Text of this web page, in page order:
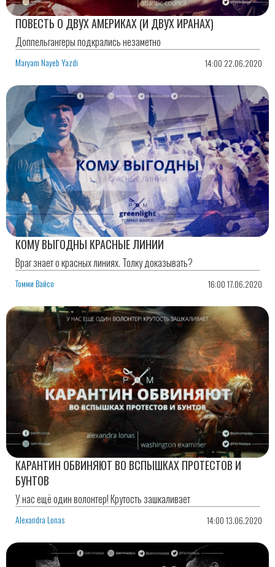
ПОВЕСТЬ О ДВУХ АМЕРИКАХ (И ДВУХ ИРАНАХ)
Доппельгангеры подкрались незаметно
Maryam Nayeb Yazdi 14:00 22.06.2020
КОМУ ВЫГОДНЫ КРАСНЫЕ ЛИНИИ
Враг знает о красных линиях. Толку доказывать?
Томми Вайсо 16:00 17.06.2020
КАРАНТИН ОБВИНЯЮТ ВО ВСПЫШКАХ ПРОТЕСТОВ И
БУНТОВ
У нас ещё один волонтер! Крутость зашкаливает
Alexandra Lonas 14:00 13.06.2020